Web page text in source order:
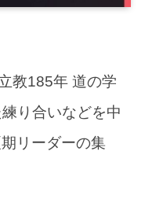
教185年 道の学
り合いなどを中
リーダーの集